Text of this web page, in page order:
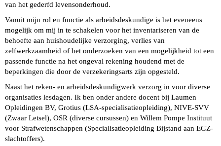
van het gederfd levensonderhoud.
Vanuit mijn rol en functie als arbeidsdeskundige is het eveneens
mogelijk om mij in te schakelen voor het inventariseren van de
behoefte aan huishoudelijke verzorging, verlies van
zelfwerkzaamheid of het onderzoeken van een mogelijkheid tot een
passende functie na het ongeval rekening houdend met de
beperkingen die door de verzekeringsarts zijn opgesteld.
Naast het reken- en arbeidsdeskundigwerk verzorg in voor diverse
organisaties lesdagen. Ik ben onder andere docent bij Laumen
Opleidingen BV, Grotius (LSA-specialisatieopleiding), NIVE-SVV
(Zwaar Letsel), OSR (diverse cursussen) en Willem Pompe Instituut
voor Strafwetenschappen (Specialisatieopleiding Bijstand aan EGZ-
slachtoffers).